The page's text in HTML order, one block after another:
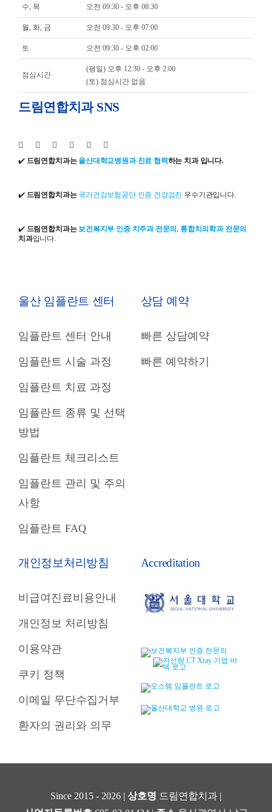
수, 목 오전 09:30 - 오후 08:30
월, 화, 금 오전 09:30 - 오후 07:00
토 오전 09:30 - 오후 02:00
점심시간
(평일) 오후 12:30 - 오후 2:00
(토) 점심시간 없음
드림연합치과 SNS
✔️ 드림연합치과는 울산대학교병원과 진료 협력하는 치과 입니다.
✔️ 드림연합치과는 국가건강보험공단 인증 건강검진 우수기관입니다.
✔️ 드림연합치과는 보건복지부 인증 치주과 전문의, 통합치의학과 전문의
치과입니다.
울산 임플란트 센터
임플란트 센터 안내
임플란트 시술 과정
임플란트 치료 과정
임플란트 종류 및 선택
방법
임플란트 체크리스트
임플란트 관리 및 주의
사항
임플란트 FAQ
상담 예약
빠른 상담예약
빠른 예약하기
개인정보처리방침
비급여진료비용안내
개인정보 처리방침
이용약관
쿠키 정책
이메일 무단수집거부
환자의 권리와 의무
Accreditation
Since 2015 - 2026 | 상호명 드림연합치과 |